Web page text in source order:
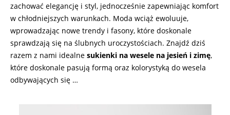
zachować elegancję i styl, jednocześnie zapewniając komfort
w chłodniejszych warunkach. Moda wciąż ewoluuje,
wprowadzając nowe trendy i fasony, które doskonale
sprawdzają się na ślubnych uroczystościach. Znajdź dziś
razem z nami idealne sukienki na wesele na jesień i zimę,
które doskonale pasują formą oraz kolorystyką do wesela
odbywających się …